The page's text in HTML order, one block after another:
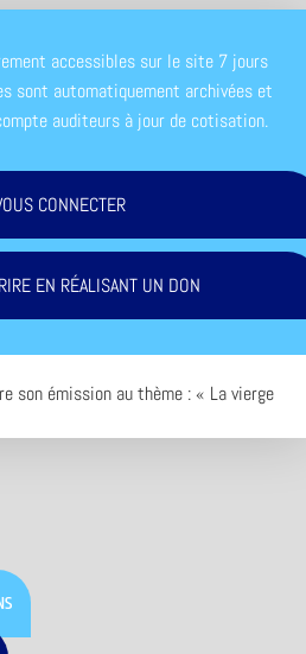
accessibles sur le site 7 jours
sont automatiquement archivées et
auditeurs à jour de cotisation.
CONNECTER
EN RÉALISANT UN DON
son émission au thème : « La vierge